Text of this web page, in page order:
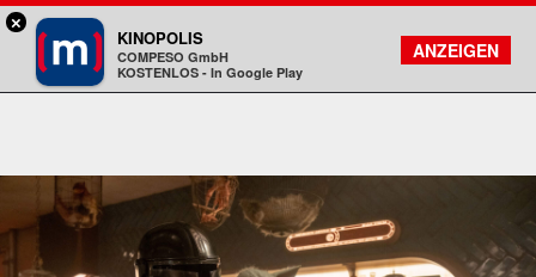
Kinopolis
FILMSUCHE
KONTO
×
KINOPOLIS
COMPESO GmbH
KOSTENLOS - In Google Play
ANZEIGEN